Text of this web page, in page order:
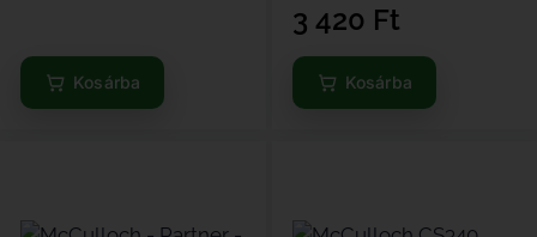
Kosárba
3 420 Ft
Kosárba